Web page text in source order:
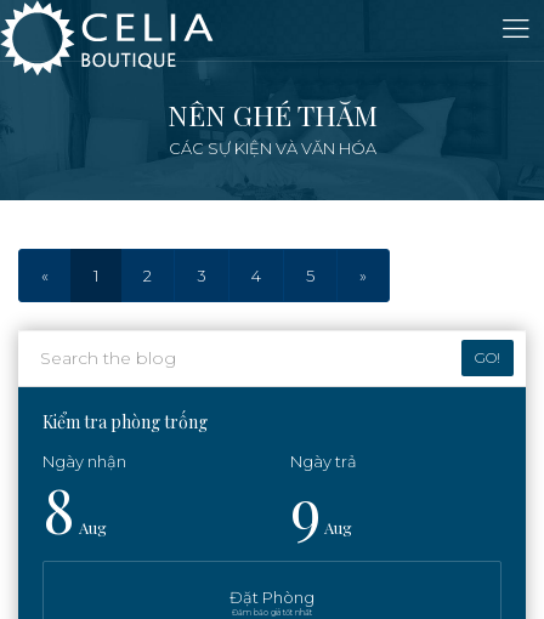
NÊN GHÉ THĂM
CÁC SỰ KIỆN VÀ VĂN HÓA
« 1 2 3 4 5 »
GO!
Kiểm tra phòng trống
8 Aug 9 Aug
Đặt Phòng
Đảm bảo giá tốt nhất